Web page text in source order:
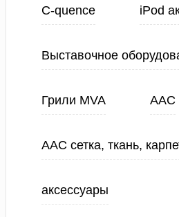
C-quence iPod
Выставочное
Грили MVA ААС
ААС сетка, ткань,
аксессуары